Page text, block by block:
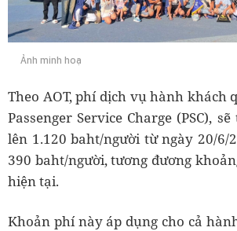
Ảnh minh hoạ
Theo AOT, phí dịch vụ hành khách
Passenger Service Charge (PSC),
lên 1.120 baht/người từ ngày 20/6/
390 baht/người, tương đương
hiện tại.
Khoản phí này áp dụng cho cả